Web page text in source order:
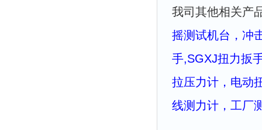
我司其他相关产
摇测试机台 ， 冲
手,SGXJ扭力扳
拉压力计 ， 电动
线测力计 ， 工厂